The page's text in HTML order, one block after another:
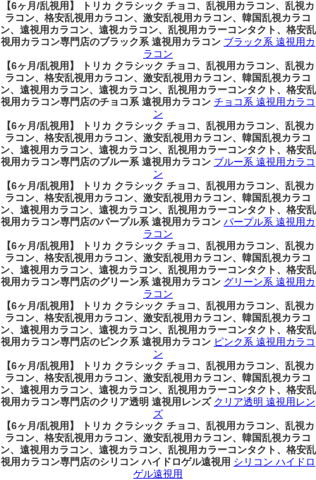
【6ヶ月/乱視用】 トリカ クラシック チョコ、乱視用カラコン、乱視カ
ラコン、格安乱視用カラコン、激安乱視用カラコン、韓国乱視カラコ
ン、遠視用カラコン、遠視カラコン、乱視用カラーコンタクト、格安乱
視用カラコン専門店のブラック系 遠視用カラコン ブラック系 遠視用カ
ラコン
【6ヶ月/乱視用】 トリカ クラシック チョコ、乱視用カラコン、乱視カ
ラコン、格安乱視用カラコン、激安乱視用カラコン、韓国乱視カラコ
ン、遠視用カラコン、遠視カラコン、乱視用カラーコンタクト、格安乱
視用カラコン専門店のチョコ系 遠視用カラコン チョコ系 遠視用カラコ
ン
【6ヶ月/乱視用】 トリカ クラシック チョコ、乱視用カラコン、乱視カ
ラコン、格安乱視用カラコン、激安乱視用カラコン、韓国乱視カラコ
ン、遠視用カラコン、遠視カラコン、乱視用カラーコンタクト、格安乱
視用カラコン専門店のブルー系 遠視用カラコン ブルー系 遠視用カラコ
ン
【6ヶ月/乱視用】 トリカ クラシック チョコ、乱視用カラコン、乱視カ
ラコン、格安乱視用カラコン、激安乱視用カラコン、韓国乱視カラコ
ン、遠視用カラコン、遠視カラコン、乱視用カラーコンタクト、格安乱
視用カラコン専門店のパープル系 遠視用カラコン パープル系 遠視用カ
ラコン
【6ヶ月/乱視用】 トリカ クラシック チョコ、乱視用カラコン、乱視カ
ラコン、格安乱視用カラコン、激安乱視用カラコン、韓国乱視カラコ
ン、遠視用カラコン、遠視カラコン、乱視用カラーコンタクト、格安乱
視用カラコン専門店のグリーン系 遠視用カラコン グリーン系 遠視用カ
ラコン
【6ヶ月/乱視用】 トリカ クラシック チョコ、乱視用カラコン、乱視カ
ラコン、格安乱視用カラコン、激安乱視用カラコン、韓国乱視カラコ
ン、遠視用カラコン、遠視カラコン、乱視用カラーコンタクト、格安乱
視用カラコン専門店のピンク系 遠視用カラコン ピンク系 遠視用カラコ
ン
【6ヶ月/乱視用】 トリカ クラシック チョコ、乱視用カラコン、乱視カ
ラコン、格安乱視用カラコン、激安乱視用カラコン、韓国乱視カラコ
ン、遠視用カラコン、遠視カラコン、乱視用カラーコンタクト、格安乱
視用カラコン専門店のクリア透明 遠視用レンズ クリア透明 遠視用レン
ズ
【6ヶ月/乱視用】 トリカ クラシック チョコ、乱視用カラコン、乱視カ
ラコン、格安乱視用カラコン、激安乱視用カラコン、韓国乱視カラコ
ン、遠視用カラコン、遠視カラコン、乱視用カラーコンタクト、格安乱
視用カラコン専門店のシリコン ハイドロゲル遠視用 シリコン ハイドロ
ゲル遠視用